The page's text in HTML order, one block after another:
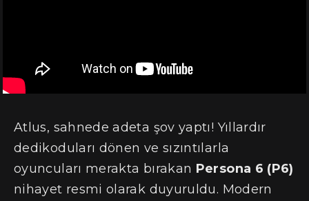
Atlus, sahnede adeta şov yaptı! Yıllardır
dedikoduları dönen ve sızıntılarla
oyuncuları merakta bırakan Persona 6 (P6)
nihayet resmi olarak duyuruldu. Modern